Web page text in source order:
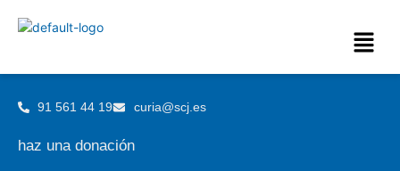
91 561 44 19 curia@scj.es
haz una donación